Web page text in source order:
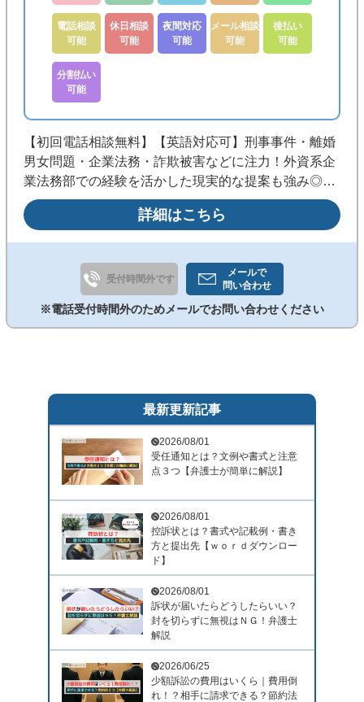
電話相談
可能
休日相談
可能
夜間対応
可能
メール相談
可能
後払い
可能
分割払い
可能
【初回電話相談無料】【英語対応可】刑事事件・離婚
男女問題・企業法務・詐欺被害などに注力！外資系企
業法務部での経験を活かした現実的な提案も強み◎明
るく話しやすい人柄で、身近に頼れる弁護士を目指し
ます。《代々木駅徒歩3分／夜間・休日相談可／分
割・後払い相談可》
詳細はこちら
受付時間外です
メールで
問い合わせ
※電話受付時間外のためメールでお問い合わせください
最新更新記事
2026/08/01
受任通知とは？文例や書式と注意
点３つ【弁護士が簡単に解説】
2026/08/01
控訴状とは？書式や記載例・書き
方と提出先【ｗｏｒｄダウンロー
ド】
2026/08/01
訴状が届いたらどうしたらいい？
封を切らずに無視はＮＧ！弁護士
解説
2026/06/25
少額訴訟の費用はいくら｜費用倒
れ！？相手に請求できる？節約法